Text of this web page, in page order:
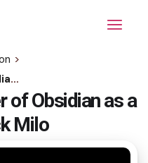
>
Unlocking the Power of Obsidian as a Second Brain ft. Nick Milo
of Obsidian as a
Milo